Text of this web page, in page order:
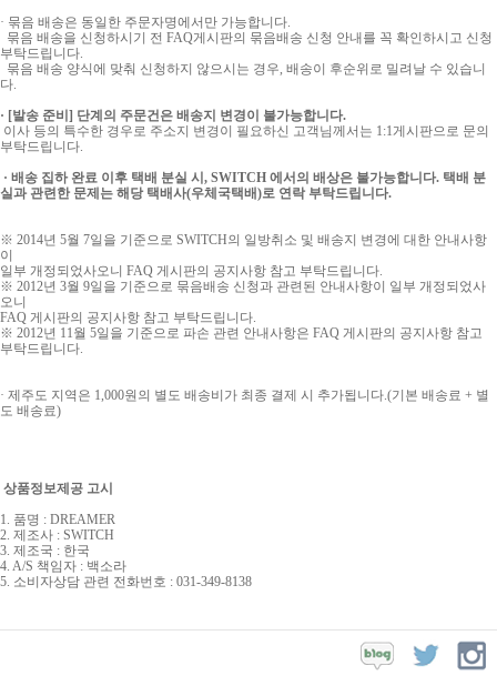
· 묶음 배송은 동일한 주문자명에서만 가능합니다.
묶음 배송을 신청하시기 전 FAQ게시판의 묶음배송 신청 안내를 꼭 확인하시고 신청
부탁드립니다.
묶음 배송 양식에 맞춰 신청하지 않으시는 경우, 배송이 후순위로 밀려날 수 있습니
다.
· [발송 준비] 단계의 주문건은 배송지 변경이 불가능합니다.
이사 등의 특수한 경우로 주소지 변경이 필요하신 고객님께서는 1:1게시판으로 문의
부탁드립니다.
· 배송 집하 완료 이후 택배 분실 시, SWITCH 에서의 배상은 불가능합니다. 택배 분
실과 관련한 문제는 해당 택배사(우체국택배)로 연락 부탁드립니다.
※ 2014년 5월 7일을 기준으로 SWITCH의 일방취소 및 배송지 변경에 대한 안내사항
이
일부 개정되었사오니 FAQ 게시판의 공지사항 참고 부탁드립니다.
※ 2012년 3월 9일을 기준으로 묶음배송 신청과 관련된 안내사항이 일부 개정되었사
오니
FAQ 게시판의 공지사항 참고 부탁드립니다.
※ 2012년 11월 5일을 기준으로 파손 관련 안내사항은 FAQ 게시판의 공지사항 참고
부탁드립니다.
· 제주도 지역은 1,000원의 별도 배송비가 최종 결제 시 추가됩니다.(기본 배송료 + 별
도 배송료)
상품정보제공 고시
1. 품명 : DREAMER
2. 제조사 : SWITCH
3. 제조국 : 한국
4. A/S 책임자 : 백소라
5. 소비자상담 관련 전화번호 : 031-349-8138